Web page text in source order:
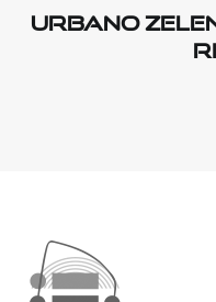
Urbano